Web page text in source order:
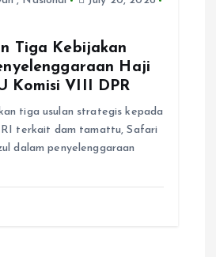
Tiga Kebijakan
Haji
Komisi VIII DPR
tiga usulan strategis kepada
terkait dam tamattu, Safari
dalam penyelenggaraan